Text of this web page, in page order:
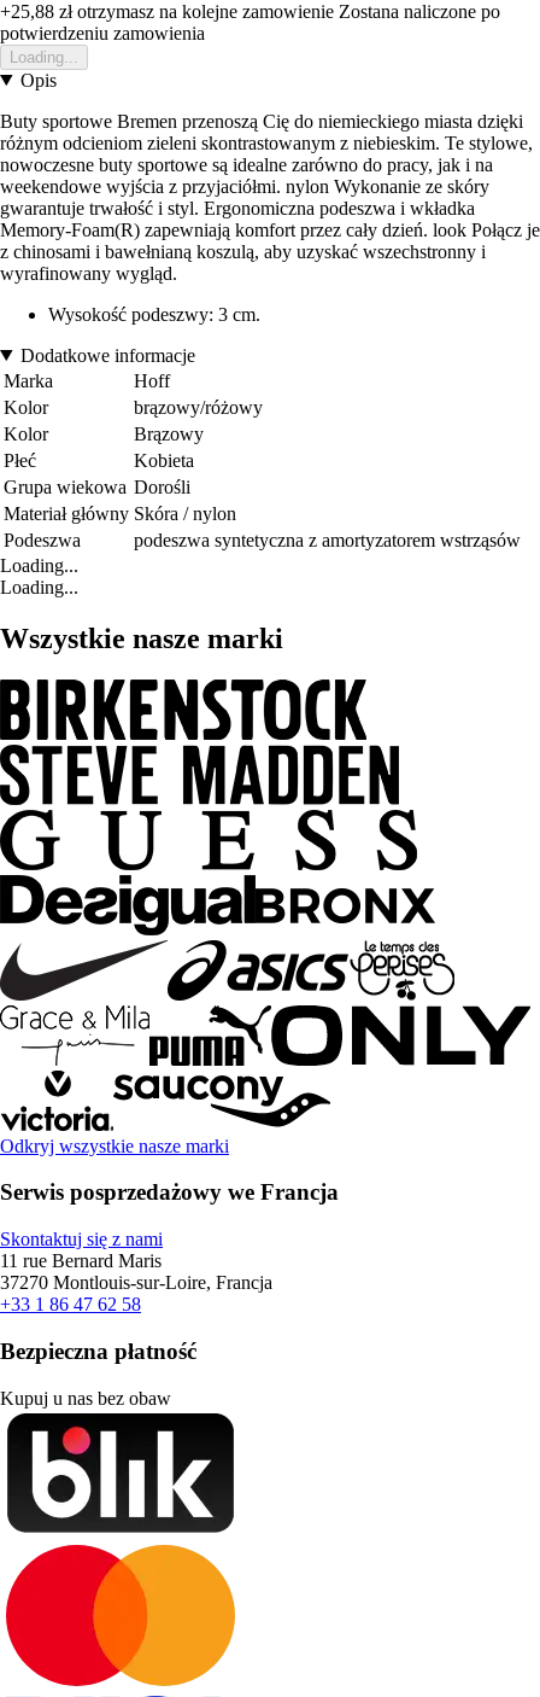
+25,88 złotrzymasz na kolejne zamowienie Zostana naliczone po
potwierdzeniu zamowienia
Loading...
Opis
Buty sportowe Bremen przenoszą Cię do niemieckiego miasta dzięki
różnym odcieniom zieleni skontrastowanym z niebieskim. Te stylowe,
nowoczesne buty sportowe są idealne zarówno do pracy, jak i na
weekendowe wyjścia z przyjaciółmi. nylon Wykonanie ze skóry
gwarantuje trwałość i styl. Ergonomiczna podeszwa i wkładka
Memory-Foam(R) zapewniają komfort przez cały dzień. look Połącz je
z chinosami i bawełnianą koszulą, aby uzyskać wszechstronny i
wyrafinowany wygląd.
Wysokość podeszwy: 3 cm.
Dodatkowe informacje
Marka
Hoff
Kolor
brązowy/różowy
Kolor
Brązowy
Płeć
Kobieta
Grupa wiekowa Dorośli
Materiał główny Skóra / nylon
Podeszwa
podeszwa syntetyczna z amortyzatorem wstrząsów
Loading...
Loading...
Wszystkie nasze marki
Odkryj wszystkie nasze marki
Serwis posprzedażowy we Francja
Skontaktuj się z nami
11 rue Bernard Maris
37270 Montlouis-sur-Loire, Francja
+33 1 86 47 62 58
Bezpieczna płatność
Kupuj u nas bez obaw